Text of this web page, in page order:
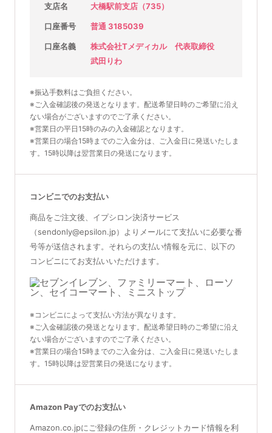
支店名 大橋駅前支店（735）
口座番号 普通 3185039
口座名義
株式会社Tメディカル 代表取締役
武田りわ
※振込手数料はご負担ください。
※ご入金確認後の発送となります。配送希望日時のご希望に沿え
ない場合がございますのでご了承ください。
※営業日の平日15時のみの入金確認となります。
※営業日の場合15時までのご入金分は、ご入金日に発送いたしま
す。15時以降は翌営業日の発送になります。
コンビニでのお支払い
商品をご注文後、イプシロン決済サービス
（sendonly@epsilon.jp）よりメールにて支払いに必要な番
号等が送信されます。それらの支払い情報を元に、以下の
コンビニにてお支払いいただけます。
※コンビニによって支払い方法が異なります。
※ご入金確認後の発送となります。配送希望日時のご希望に沿え
ない場合がございますのでご了承ください。
※営業日の場合15時までのご入金分は、ご入金日に発送いたしま
す。15時以降は翌営業日の発送になります。
Amazon Payでのお支払い
Amazon.co.jpにご登録の住所・クレジットカード情報を利